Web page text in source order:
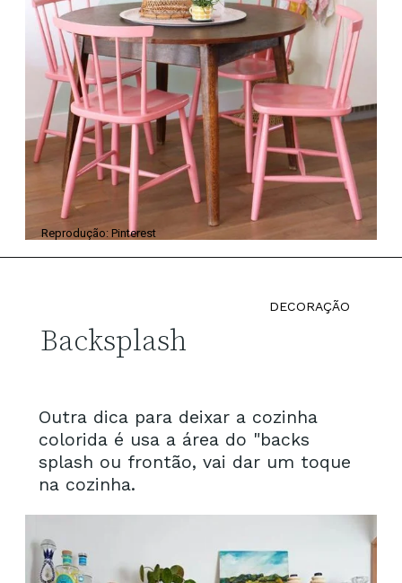
Reprodução: Pinterest
Outra dica para deixar a cozinha
colorida é usa a área do "backs
splash ou frontão, vai dar um toque
na cozinha.
Backsplash
DECORAÇÃO